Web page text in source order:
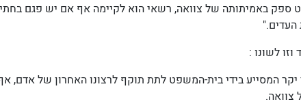
ספק באמיתותה של צוואה, רשאי הוא לקיימה אף אם יש פגם
לשונו :
25 הוא כלי יקר המסייע בידי בית-המשפט לתת תוקף לרצונו האחרון
צוואה.